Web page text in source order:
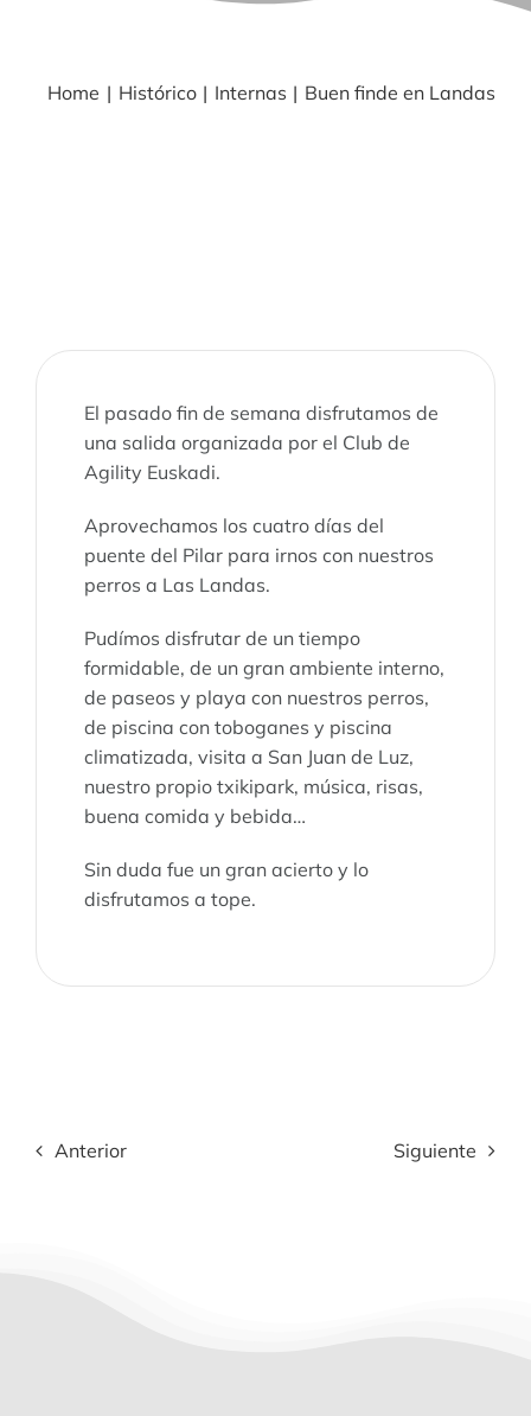
Home Histórico Internas Buen finde en Landas
El pasado fin de semana disfrutamos de
una salida organizada por el Club de
Agility Euskadi.
Aprovechamos los cuatro días del
puente del Pilar para irnos con nuestros
perros a Las Landas.
Pudímos disfrutar de un tiempo
formidable, de un gran ambiente interno,
de paseos y playa con nuestros perros,
de piscina con toboganes y piscina
climatizada, visita a San Juan de Luz,
nuestro propio txikipark, música, risas,
buena comida y bebida…
Sin duda fue un gran acierto y lo
disfrutamos a tope.
Anterior Siguiente